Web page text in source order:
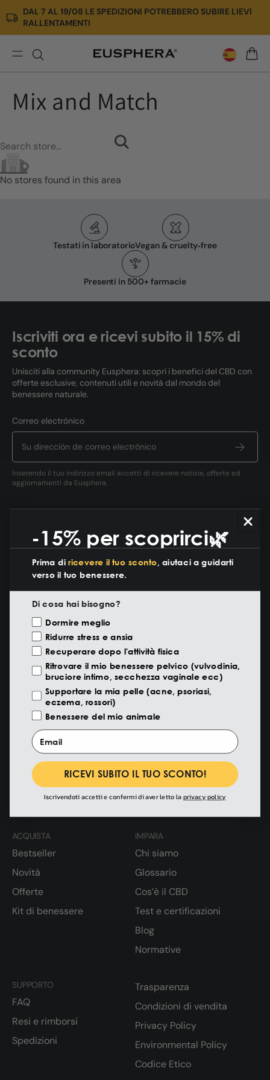
Ir
directamente
al
contenido
DAL 7 AL 19/08 LE SPEDIZIONI POTREBBERO SUBIRE LIEVI
RALLENTAMENTI
Match
Mix and Match
No stores found in this area
Testati in laboratorioVegan & cruelty‑free
Presenti in 500+ farmacie
Iscriviti ora e ricevi subito il 15% di
sconto
Unisciti alla community Eusphera: scopri i benefici del CBD con
offerte esclusive, contenuti utili e novità dal mondo del
benessere naturale.
Correo electrónico
Inserendo il tuo indirizzo email accetti di ricevere notizie, offerte ed
aggiornamenti da Eusphera.
PRODOTTI
Oli CBD
Creme con CBD
Integratori
Linea veterinaria
Tutti i prodotti
BENEFICI
Recupero
Benessere pelvico
Protezione
Benessere animale
ACQUISTA
Bestseller
Novità
Offerte
Kit di benessere
IMPARA
Chi siamo
Glossario
Cos’è il CBD
Test e certificazioni
Blog
Normative
SUPPORTO
FAQ
Resi e rimborsi
Spedizioni
Trasparenza
Condizioni di vendita
Privacy Policy
Environmental Policy
Codice Etico
-15% per scoprirci🌿
Prima di ricevere il tuo sconto, aiutaci a guidarti
verso il tuo benessere.
Di cosa hai bisogno?
Motivazione Visita
Dormire meglio
Ridurre stress e ansia
Recuperare dopo l'attività fisica
Ritrovare il mio benessere pelvico (vulvodinia,
bruciore intimo, secchezza vaginale ecc)
Supportare la mia pelle (acne, psoriasi,
eczema, rossori)
Benessere del mio animale
Email
RICEVI SUBITO IL TUO SCONTO!
Iscrivendoti accetti e confermi di aver letto laprivacy policy